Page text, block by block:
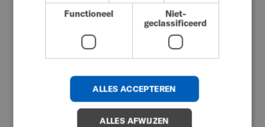
december 15, 2025
Raceboefjes op Explorer
Mini
CHINESE (SIMPLIFIED)
ITALIAN
SPANISH
KOREAN
CHINESE (TRADITIONAL)
Functioneel
Niet-
geclassificeerd
ALLES ACCEPTEREN
ALLES AFWIJZEN